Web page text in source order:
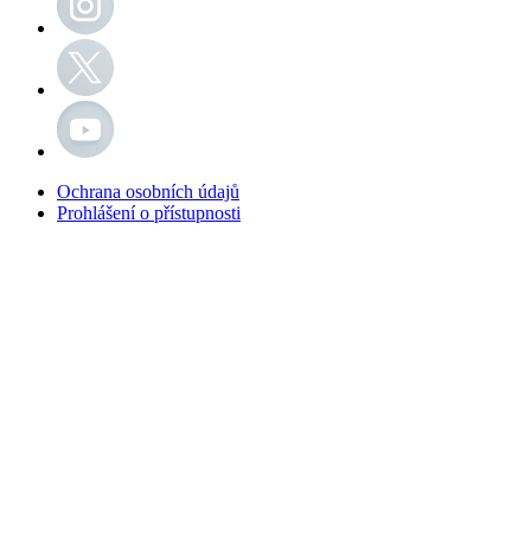
Ochrana osobních údajů
Prohlášení o přístupnosti